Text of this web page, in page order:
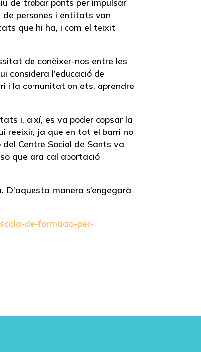
de trobar ponts per impulsar
persones i entitats van
que hi ha, i com el teixit
de conèixer-nos entre les
considera l’educació de
i la comunitat on ets, aprendre
i, així, es va poder copsar la
reeixir, ja que en tot el barri no
del Centre Social de Sants va
que ara cal aportació
manera s’engegarà
de-formacio-per-